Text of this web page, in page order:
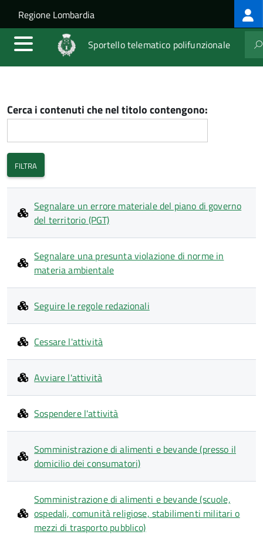
Salta al contenuto principale
Skip to site navigation
Regione Lombardia
Sportello telematico polifunzionale
Cerca i contenuti che nel titolo contengono:
Segnalare un errore materiale del piano di governo
del territorio (PGT)
Segnalare una presunta violazione di norme in
materia ambientale
Seguire le regole redazionali
Cessare l'attività
Avviare l'attività
Sospendere l'attività
Somministrazione di alimenti e bevande (presso il
domicilio dei consumatori)
Somministrazione di alimenti e bevande (scuole,
ospedali, comunità religiose, stabilimenti militari o
mezzi di trasporto pubblico)